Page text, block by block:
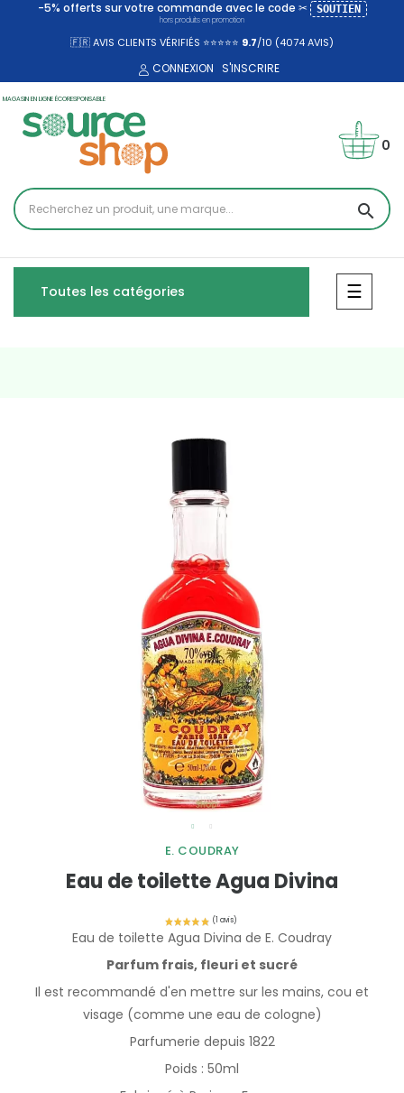
-5% offerts sur votre commande avec le code ✂ SOUTIEN
hors produits en promotion
🇫🇷 AVIS CLIENTS VÉRIFIÉS ⭐⭐⭐⭐⭐ 9.7/10 (4074AVIS)
CONNEXION S'INSCRIRE
MAGASIN EN LIGNE ÉCORESPONSABLE
search
0
Toutes les catégories ☰
E. COUDRAY
Eau de toilette Agua Divina
Eau de toilette Agua Divina de E. Coudray
Parfum frais, fleuri et sucré
Il est recommandé d'en mettre sur les mains, cou et
visage (comme une eau de cologne)
Parfumerie depuis 1822
Poids : 50ml